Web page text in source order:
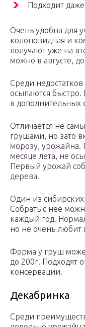
Подходит
Очень удобна для
колоновидная и
получают уже на
можно в августе,
Среди
осыпаются быстро.
в дополнительных
Отличается не
грушами, но зато
морозу, урожайна.
месяце лета, не
Первый урожай
дерева.
Один из
Собрать с нее
каждый год.
но не очень
Форма у груш
до 200г. Подходят
консервации.
Декабринка
Среди